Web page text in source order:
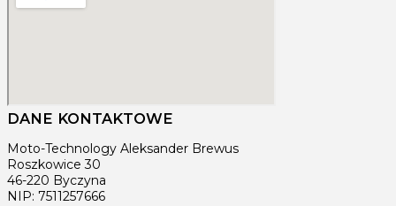
DANE KONTAKTOWE
Moto-Technology Aleksander Brewus
Roszkowice 30
46-220 Byczyna
NIP: 7511257666